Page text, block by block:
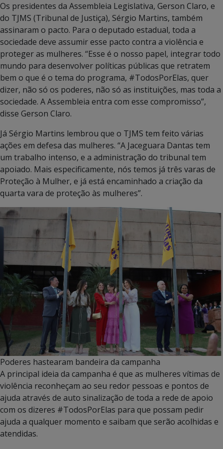
Os presidentes da Assembleia Legislativa, Gerson Claro, e
do TJMS (Tribunal de Justiça), Sérgio Martins, também
assinaram o pacto. Para o deputado estadual, toda a
sociedade deve assumir esse pacto contra a violência e
proteger as mulheres. “Esse é o nosso papel, integrar todo
mundo para desenvolver políticas públicas que retratem
bem o que é o tema do programa, #TodosPorElas, quer
dizer, não só os poderes, não só as instituições, mas toda a
sociedade. A Assembleia entra com esse compromisso”,
disse Gerson Claro.
Já Sérgio Martins lembrou que o TJMS tem feito várias
ações em defesa das mulheres. “A Jaceguara Dantas tem
um trabalho intenso, e a administração do tribunal tem
apoiado. Mais especificamente, nós temos já três varas de
Proteção à Mulher, e já está encaminhado a criação da
quarta vara de proteção às mulheres”.
Poderes hastearam bandeira da campanha
A principal ideia da campanha é que as mulheres vítimas de
violência reconheçam ao seu redor pessoas e pontos de
ajuda através de auto sinalização de toda a rede de apoio
com os dizeres #TodosPorElas para que possam pedir
ajuda a qualquer momento e saibam que serão acolhidas e
atendidas.